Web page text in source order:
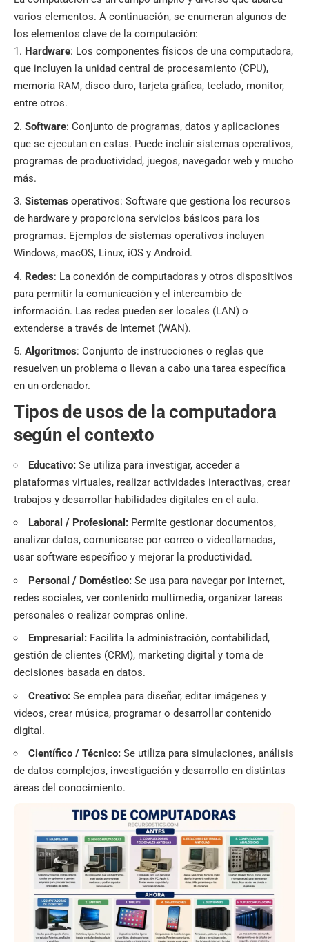
varios elementos. A continuación, se enumeran algunos de
los elementos clave de la computación:
Hardware: Los componentes físicos de una computadora,
que incluyen la unidad central de procesamiento (CPU),
memoria RAM, disco duro, tarjeta gráfica, teclado, monitor,
entre otros.
Software: Conjunto de programas, datos y aplicaciones
que se ejecutan en estas. Puede incluir sistemas operativos,
programas de productividad, juegos, navegador web y mucho
más.
Sistemas operativos: Software que gestiona los recursos
de hardware y proporciona servicios básicos para los
programas. Ejemplos de sistemas operativos incluyen
Windows, macOS, Linux, iOS y Android.
Redes: La conexión de computadoras y otros dispositivos
para permitir la comunicación y el intercambio de
información. Las redes pueden ser locales (LAN) o
extenderse a través de Internet (WAN).
Algoritmos: Conjunto de instrucciones o reglas que
resuelven un problema o llevan a cabo una tarea específica
en un ordenador.
Tipos de usos de la computadora
según el contexto
Educativo: Se utiliza para investigar, acceder a
plataformas virtuales, realizar actividades interactivas, crear
trabajos y desarrollar habilidades digitales en el aula.
Laboral / Profesional: Permite gestionar documentos,
analizar datos, comunicarse por correo o videollamadas,
usar software específico y mejorar la productividad.
Personal / Doméstico: Se usa para navegar por internet,
redes sociales, ver contenido multimedia, organizar tareas
personales o realizar compras online.
Empresarial: Facilita la administración, contabilidad,
gestión de clientes (CRM), marketing digital y toma de
decisiones basada en datos.
Creativo: Se emplea para diseñar, editar imágenes y
videos, crear música, programar o desarrollar contenido
digital.
Científico / Técnico: Se utiliza para simulaciones, análisis
de datos complejos, investigación y desarrollo en distintas
áreas del conocimiento.